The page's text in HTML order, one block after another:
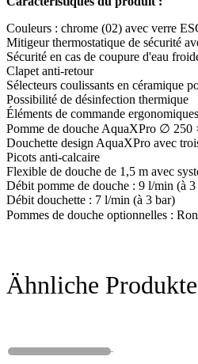
Couleurs : chrome (02) avec verre
Mitigeur thermostatique de sécurité
Sécurité en cas de coupure d'eau
Clapet anti-retour
Sélecteurs coulissants en céramique
Possibilité de désinfection thermique
Éléments de commande
Pomme de douche AquaXPro ∅ 250
Douchette design AquaXPro avec
Picots anti-calcaire
Flexible de douche de 1,5 m avec
Débit pomme de douche : 9 l/min (à 3
Débit douchette : 7 l/min (à 3 bar)
Pommes de douche optionnelles :
Ähnliche Produkte